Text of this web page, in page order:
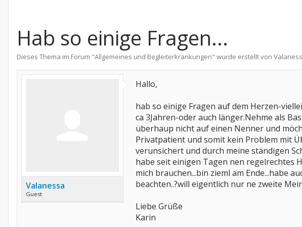
Hab so einige Fragen...
Dieses Thema im Forum "Allgemeines und Begleiterkrankungen" wurde erstellt von
Valanessa
Guest
Hallo,
hab so einige Fragen auf dem Herzen-
ca 3Jahren-oder auch länger.Nehme als
überhaup nicht auf einen Nenner und
Privatpatient und somit kein Problem mit
verunsichert und durch meine ständigen
habe seit einigen Tagen nen regelrechtes
mich brauchen...bin zieml am Ende...habe
beachten..?will eigentlich nur ne zweite
Liebe Grüße
Karin